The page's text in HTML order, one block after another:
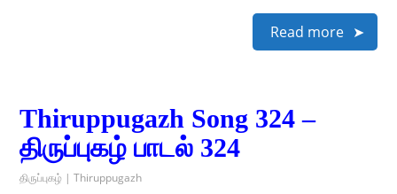
Read more
Thiruppugazh Song 324 –
திருப்புகழ் பாடல் 324
திருப்புகழ் | Thiruppugazh